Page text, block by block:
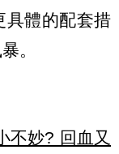
具體的配套措
。
不妙? 回血又